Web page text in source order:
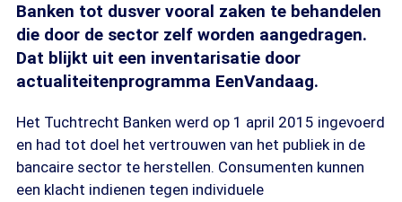
Banken tot dusver vooral zaken te behandelen
die door de sector zelf worden aangedragen.
Dat blijkt uit een inventarisatie door
actualiteitenprogramma EenVandaag.
Het Tuchtrecht Banken werd op 1 april 2015 ingevoerd
en had tot doel het vertrouwen van het publiek in de
bancaire sector te herstellen. Consumenten kunnen
een klacht indienen tegen individuele